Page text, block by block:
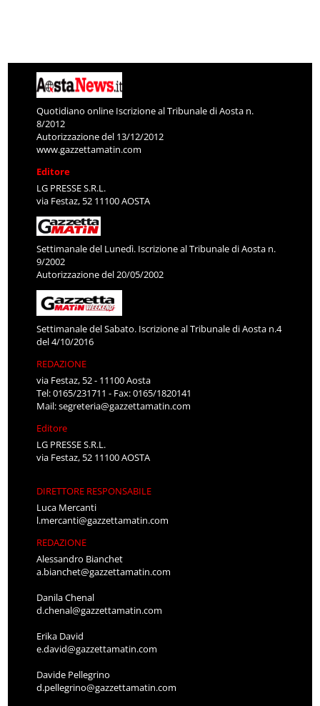
Quotidiano online Iscrizione al Tribunale di Aosta n.
8/2012
Autorizzazione del 13/12/2012
www.gazzettamatin.com
Editore
LG PRESSE S.R.L.
via Festaz, 52 11100 AOSTA
Settimanale del Lunedì. Iscrizione al Tribunale di Aosta n.
9/2002
Autorizzazione del 20/05/2002
Settimanale del Sabato. Iscrizione al Tribunale di Aosta n.4
del 4/10/2016
REDAZIONE
via Festaz, 52 - 11100 Aosta
Tel: 0165/231711 - Fax: 0165/1820141
Mail:segreteria@gazzettamatin.com
Editore
LG PRESSE S.R.L.
via Festaz, 52 11100 AOSTA
DIRETTORE RESPONSABILE
Luca Mercanti
l.mercanti@gazzettamatin.com
REDAZIONE
Alessandro Bianchet
a.bianchet@gazzettamatin.com
Danila Chenal
d.chenal@gazzettamatin.com
Erika David
e.david@gazzettamatin.com
Davide Pellegrino
d.pellegrino@gazzettamatin.com